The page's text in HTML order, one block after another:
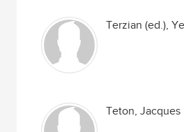
Terzian (ed.),
Teton, Jacques